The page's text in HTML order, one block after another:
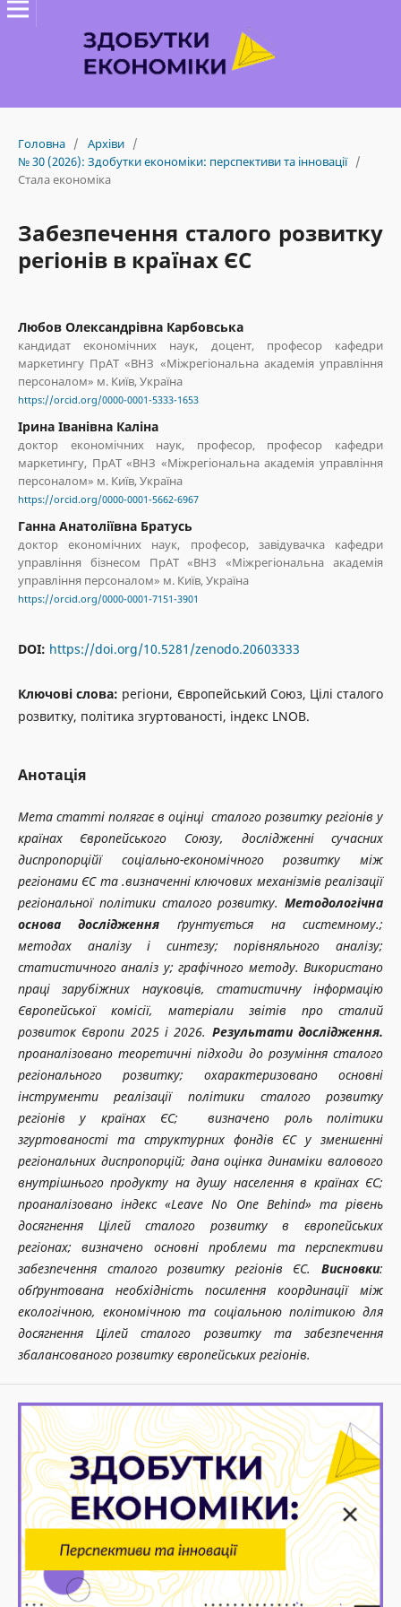
Головна / Архіви /
№ 30 (2026): Здобутки економіки: перспективи та інновації /
Стала економіка
Забезпечення сталого розвитку
регіонів в країнах ЄС
Любов Олександрівна Карбовська
кандидат економічних наук, доцент, професор кафедри
маркетингу ПрАТ «ВНЗ «Міжрегіональна академія управління
персоналом» м. Київ, Україна
https://orcid.org/0000-0001-5333-1653
Ірина Іванівна Каліна
доктор економічних наук, професор, професор кафедри
маркетингу, ПрАТ «ВНЗ «Міжрегіональна академія управління
персоналом» м. Київ, Україна
https://orcid.org/0000-0001-5662-6967
Ганна Анатоліївна Братусь
доктор економічних наук, професор, завідувачка кафедри
управління бізнесом ПрАТ «ВНЗ «Міжрегіональна академія
управління персоналом» м. Київ, Україна
https://orcid.org/0000-0001-7151-3901
DOI: https://doi.org/10.5281/zenodo.20603333
Ключові слова: регіони, Європейський Союз, Цілі сталого
розвитку, політика згуртованості, індекс LNOB.
Анотація
Мета статті полягає в оцінці сталого розвитку регіонів у
країнах Європейського Союзу, дослідженні сучасних
диспропорційї соціально-економічного розвитку між
регіонами ЄС та .визначенні ключових механізмів реалізації
регіональної політики сталого розвитку.Методологічна
основа дослідження ґрунтується на системному.;
методах аналізу і синтезу; порівняльного аналізу;
статистичного аналіз у; графічного методу. Використано
праці зарубіжних науковців, статистичну інформацію
Європейської комісії, матеріали звітів про сталий
розвиток Європи 2025 і 2026. Результати дослідження.
проаналізовано теоретичні підходи до розуміння сталого
регіонального розвитку; охарактеризовано основні
інструменти реалізації політики сталого розвитку
регіонів у країнах ЄС; визначено роль політики
згуртованості та структурних фондів ЄС у зменшенні
регіональних диспропорцій; дана оцінка динаміки валового
внутрішнього продукту на душу населення в країнах ЄС;
проаналізовано індекс «Leave No One Behind» та рівень
досягнення Цілей сталого розвитку в європейських
регіонах; визначено основні проблеми та перспективи
забезпечення сталого розвитку регіонів ЄС.
Висновки:
обґрунтована необхідність посилення координації між
екологічною, економічною та соціальною політикою для
досягнення Цілей сталого розвитку та забезпечення
збалансованого розвитку європейських регіонів.